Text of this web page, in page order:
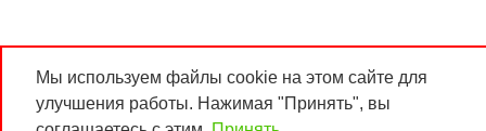
Мы используем файлы cookie на этом сайте для
улучшения работы. Нажимая "Принять", вы